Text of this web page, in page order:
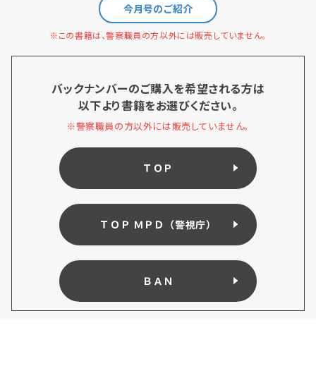
今月号のご紹介
※この書籍は、警察職員の方以外には販売していません。
バックナンバーのご購入を希望される方は
以下より書籍をお選びください。
※警察職員の方以外には販売していません。
ＴＯＰ
ＴＯＰ ＭＰＤ（警視庁）
ＢＡＮ